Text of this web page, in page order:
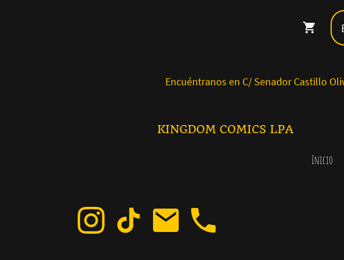
Encuéntranos en C/ Senador Castillo
KINGDOM COMICS
Inicio